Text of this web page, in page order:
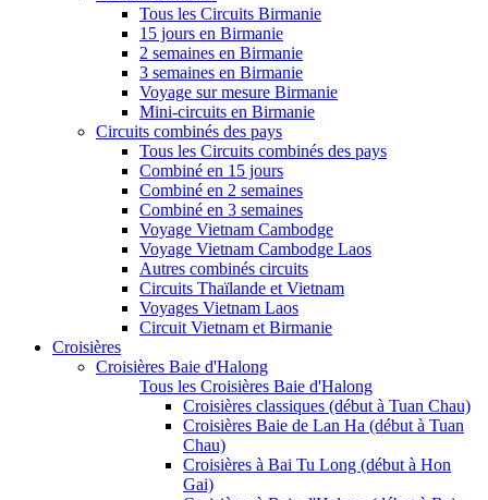
Tous les Circuits Birmanie
15 jours en Birmanie
2 semaines en Birmanie
3 semaines en Birmanie
Voyage sur mesure Birmanie
Mini-circuits en Birmanie
Circuits combinés des pays
Tous les Circuits combinés des pays
Combiné en 15 jours
Combiné en 2 semaines
Combiné en 3 semaines
Voyage Vietnam Cambodge
Voyage Vietnam Cambodge Laos
Autres combinés circuits
Circuits Thaïlande et Vietnam
Voyages Vietnam Laos
Circuit Vietnam et Birmanie
Croisières
Croisières Baie d'Halong
Tous les Croisières Baie d'Halong
Croisières classiques (début à Tuan Chau)
Croisières Baie de Lan Ha (début à Tuan
Chau)
Croisières à Bai Tu Long (début à Hon
Gai)